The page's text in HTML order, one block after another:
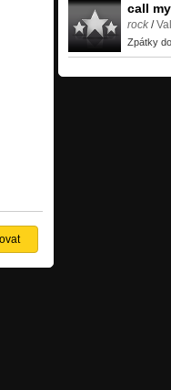
call
rock /
Zpátky